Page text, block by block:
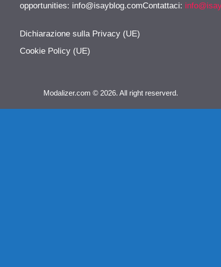
opportunities: info@isayblog.comContattaci:
Dichiarazione sulla Privacy (UE)
Cookie Policy (UE)
Modalizer.com © 2026. All right reserverd.